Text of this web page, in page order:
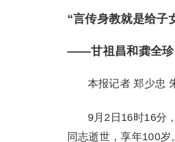
“言传身教就是给子
——甘祖昌和龚全珍
本报记者 郑少忠
9月2日16时16分
同志逝世，享年100岁